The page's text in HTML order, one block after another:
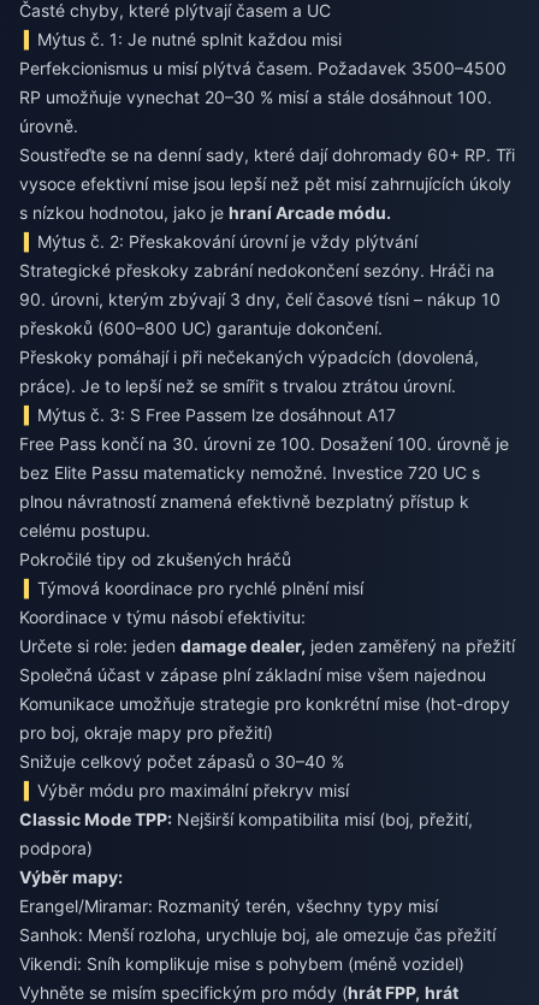
Časté chyby, které plýtvají časem a UC
Mýtus č. 1: Je nutné splnit každou misi
Perfekcionismus u misí plýtvá časem. Požadavek 3500–4500
RP umožňuje vynechat 20–30 % misí a stále dosáhnout 100.
úrovně.
Soustřeďte se na denní sady, které dají dohromady 60+ RP. Tři
vysoce efektivní mise jsou lepší než pět misí zahrnujících úkoly
s nízkou hodnotou, jako je hraní Arcade módu.
Mýtus č. 2: Přeskakování úrovní je vždy plýtvání
Strategické přeskoky zabrání nedokončení sezóny. Hráči na
90. úrovni, kterým zbývají 3 dny, čelí časové tísni – nákup 10
přeskoků (600–800 UC) garantuje dokončení.
Přeskoky pomáhají i při nečekaných výpadcích (dovolená,
práce). Je to lepší než se smířit s trvalou ztrátou úrovní.
Mýtus č. 3: S Free Passem lze dosáhnout A17
Free Pass končí na 30. úrovni ze 100. Dosažení 100. úrovně je
bez Elite Passu matematicky nemožné. Investice 720 UC s
plnou návratností znamená efektivně bezplatný přístup k
celému postupu.
Pokročilé tipy od zkušených hráčů
Týmová koordinace pro rychlé plnění misí
Koordinace v týmu násobí efektivitu:
Určete si role: jeden damage dealer, jeden zaměřený na přežití
Společná účast v zápase plní základní mise všem najednou
Komunikace umožňuje strategie pro konkrétní mise (hot-dropy
pro boj, okraje mapy pro přežití)
Snižuje celkový počet zápasů o 30–40 %
Výběr módu pro maximální překryv misí
Classic Mode TPP: Nejširší kompatibilita misí (boj, přežití,
podpora)
Výběr mapy:
Erangel/Miramar: Rozmanitý terén, všechny typy misí
Sanhok: Menší rozloha, urychluje boj, ale omezuje čas přežití
Vikendi: Sníh komplikuje mise s pohybem (méně vozidel)
Vyhněte se misím specifickým pro módy (hrát FPP, hrát